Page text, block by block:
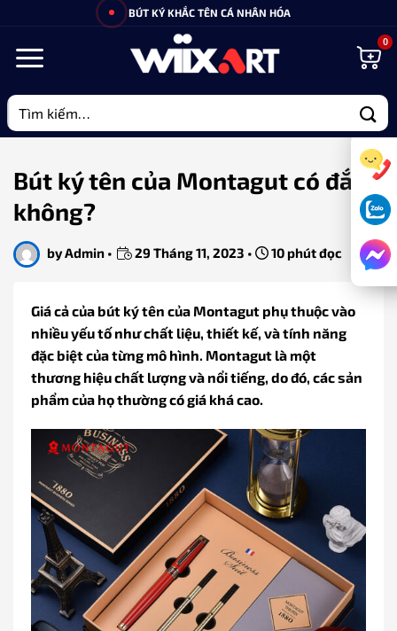
nội
BÚT KÝ KHẮC TÊN CÁ NHÂN HÓA
Tìm
kiếm:
Bút ký tên của Montagut có đắt
không?
byAdmin • 29 Tháng 11, 2023 • 10 phút đọc
Giá cả của bút ký tên của Montagut phụ thuộc vào
nhiều yếu tố như chất liệu, thiết kế, và tính năng
đặc biệt của từng mô hình. Montagut là một
thương hiệu chất lượng và nổi tiếng, do đó, các sản
phẩm của họ thường có giá khá cao.